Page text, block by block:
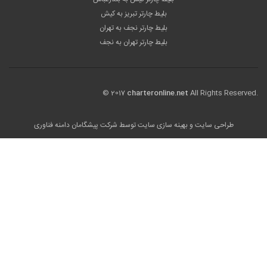
بلیط چارتر تبریز به کیش
بلیط چارتر نجف به تهران
بلیط چارتر تهران به نجف
© 2017 charteronline.net All Rights Reserved.
طراحی سایت و بهینه سازی سایت توسط شرکت پیشگامان دامنه فناوری